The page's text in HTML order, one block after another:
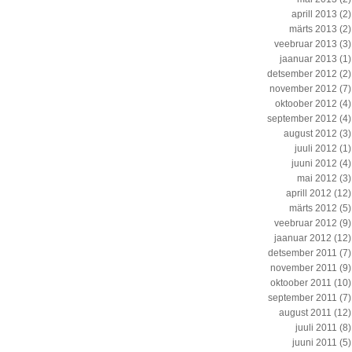
aprill 2013 (2)
märts 2013 (2)
veebruar 2013 (3)
jaanuar 2013 (1)
detsember 2012 (2)
november 2012 (7)
oktoober 2012 (4)
september 2012 (4)
august 2012 (3)
juuli 2012 (1)
juuni 2012 (4)
mai 2012 (3)
aprill 2012 (12)
märts 2012 (5)
veebruar 2012 (9)
jaanuar 2012 (12)
detsember 2011 (7)
november 2011 (9)
oktoober 2011 (10)
september 2011 (7)
august 2011 (12)
juuli 2011 (8)
juuni 2011 (5)